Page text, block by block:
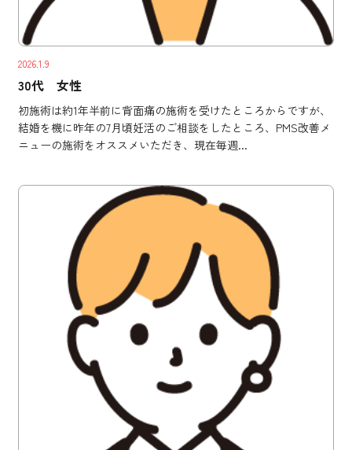
2026.1.9
30代 女性
初施術は約1年半前に背面痛の施術を受けたところからですが、
結婚を機に昨年の7月頃妊活のご相談をしたところ、PMS改善メ
ニューの施術をオススメいただき、現在毎週...